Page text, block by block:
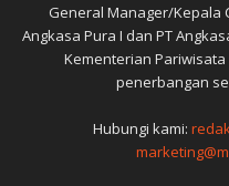
General Manager/Kepala
Angkasa Pura I dan PT
Kementerian
penerbangan
Hubungi kami: